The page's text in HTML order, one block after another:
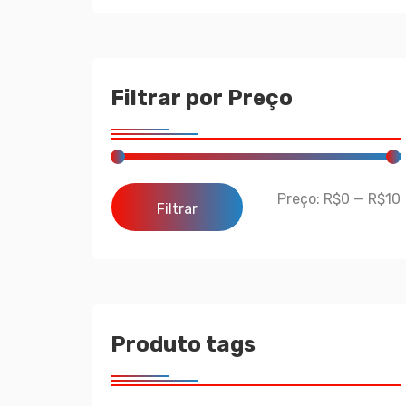
Filtrar por Preço
Filtrar
Preço: R$0 — R$10
Produto tags